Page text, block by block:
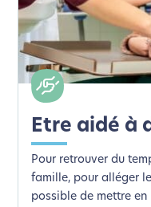
Etre aidé à
Pour retrouver du
famille, pour alléger
possible de mettre